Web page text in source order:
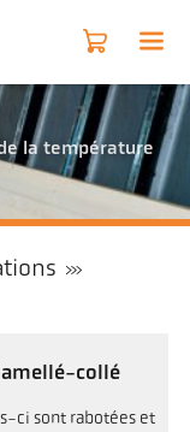
la température
collé
ci sont rabotées et